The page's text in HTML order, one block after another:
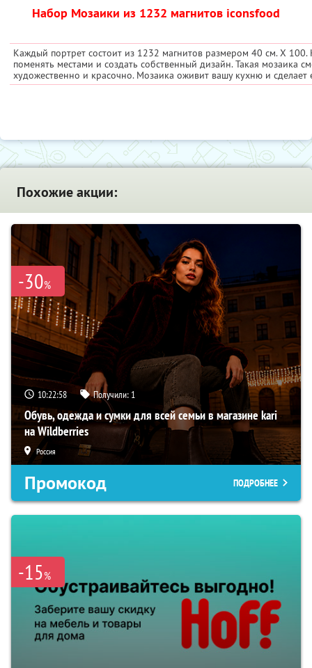
Набор Мозаики из 1232 магнитов iconsfood
Каждый портрет состоит из 1232 магнитов размером 40 см. Х
поменять местами и создать собственный дизайн. Такая мозаика
художественно и красочно. Мозаика оживит вашу кухню и
Похожие акции:
-30%
10:22:57 Получили: 1
Обувь, одежда и сумки для всей семьи в магазине kari
на Wildberries
Россия
Промокод ПОДРОБНЕЕ
-15%